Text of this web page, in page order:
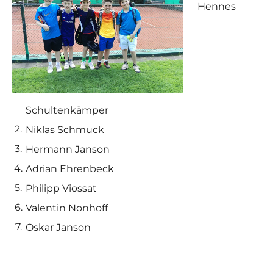
Hennes
Schultenkämper
Niklas Schmuck
Hermann Janson
Adrian Ehrenbeck
Philipp Viossat
Valentin Nonhoff
Oskar Janson